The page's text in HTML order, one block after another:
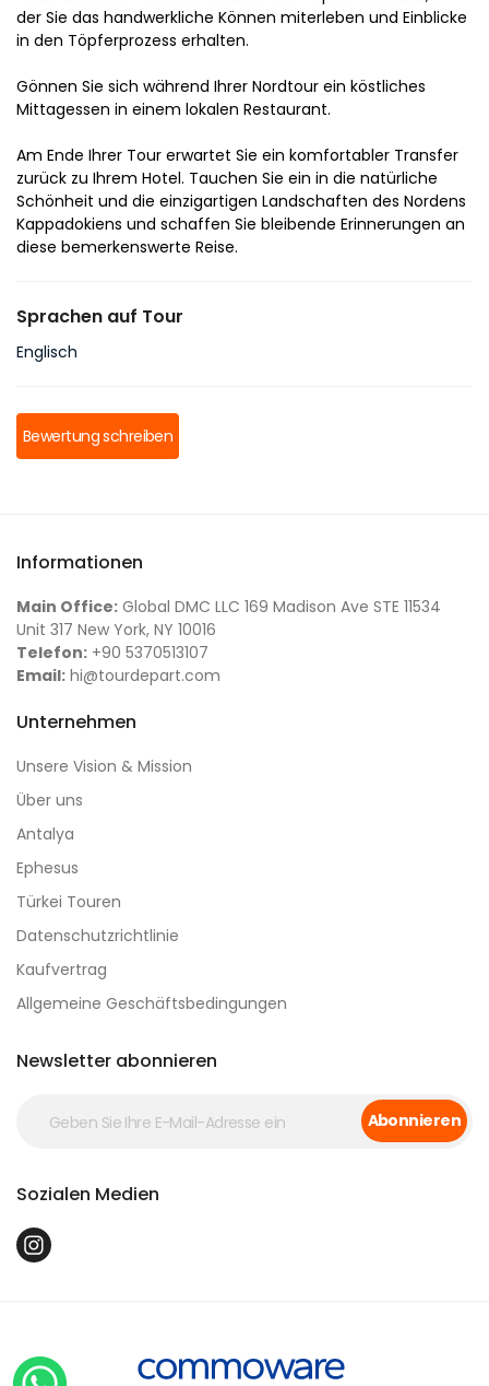
der Sie das handwerkliche Können miterleben und Einblicke
in den Töpferprozess erhalten.
Gönnen Sie sich während Ihrer Nordtour ein köstliches
Mittagessen in einem lokalen Restaurant.
Am Ende Ihrer Tour erwartet Sie ein komfortabler Transfer
zurück zu Ihrem Hotel. Tauchen Sie ein in die natürliche
Schönheit und die einzigartigen Landschaften des Nordens
Kappadokiens und schaffen Sie bleibende Erinnerungen an
diese bemerkenswerte Reise.
Sprachen auf Tour
Englisch
Bewertung schreiben
Informationen
Main Office: Global DMC LLC 169 Madison Ave STE 11534
Unit 317 New York, NY 10016
Telefon: +90 5370513107
Email: hi@tourdepart.com
Unternehmen
Unsere Vision & Mission
Über uns
Antalya
Ephesus
Türkei Touren
Datenschutzrichtlinie
Kaufvertrag
Allgemeine Geschäftsbedingungen
Newsletter abonnieren
Abonnieren
Sozialen Medien